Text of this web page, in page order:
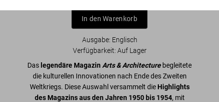
In den Warenkorb
Ausgabe: Englisch
Verfügbarkeit: Auf Lager
Das legendäre Magazin Arts & Architecturebegleitete
die kulturellen Innovationen nach Ende des Zweiten
Weltkriegs. Diese Auswahl versammelt die Highlights
des Magazins aus den Jahren 1950 bis 1954, mit